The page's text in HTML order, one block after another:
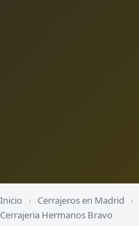
Inicio › Cerrajeros en Madrid ›
Cerrajeria Hermanos Bravo